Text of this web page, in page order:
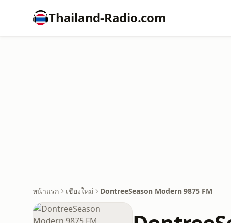
Thailand-Radio.com
หน้าแรก เชียงใหม่ DontreeSeason Modern 9875 FM